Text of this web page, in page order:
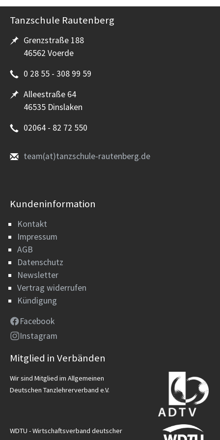
Tanzschule Rautenberg
Grenzstraße 188
46562 Voerde
0 28 55 - 308 99 59
Alleestraße 64
46535 Dinslaken
02064 - 82 72 550
team(at)tanzschule-rautenberg.de
Kundeninformation
Kontakt
Impressum
AGB
Datenschutz
Newsletter
Vertrag widerrufen
Kündigung
Facebook
Instagram
Mitglied in Verbänden
Wir sind Mitglied im Allgemeinen
Deutschen Tanzlehrerverband e.V.
WDTU - Wirtschaftsverband deutscher